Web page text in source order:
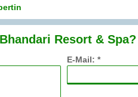
Resort &
E-Mail: *